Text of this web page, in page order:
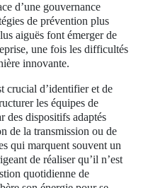
d’une gouvernance
de prévention plus
aiguës font émerger de
une fois les difficultés
innovante.
crucial d’identifier et de
les équipes de
des dispositifs adaptés
de la transmission ou de
qui marquent souvent un
de réaliser qu’il n’est
quotidienne de